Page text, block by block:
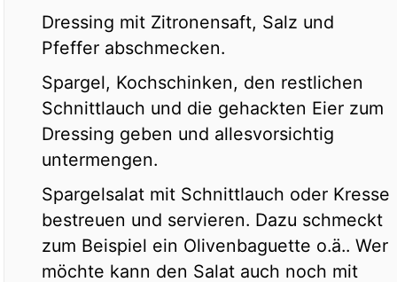
Dressing mit Zitronensaft, Salz und
Pfeffer abschmecken.
Spargel, Kochschinken, den restlichen
Schnittlauch und die gehackten Eier zum
Dressing geben und allesvorsichtig
untermengen.
Spargelsalat mit Schnittlauch oder Kresse
bestreuen und servieren. Dazu schmeckt
zum Beispiel ein Olivenbaguette o.ä.. Wer
möchte kann den Salat auch noch mit